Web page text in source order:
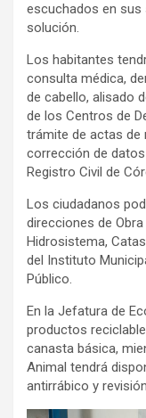
escuchados en sus
solución.
Los habitantes
consulta médica,
de cabello, alisado
de los Centros de
trámite de actas de
corrección de
Registro Civil de
Los ciudadanos
direcciones de
Hidrosistema,
del Instituto
Público.
En la Jefatura de
productos
canasta básica,
Animal tendrá
antirrábico y